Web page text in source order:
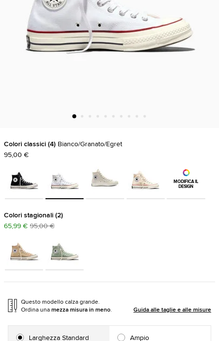
Colori classici 4 Bianco/Granato/Egret
95,00 €
MODIFICA IL
DESIGN
Colori stagionali 2
65,99 € 95,00 €
Questo modello calza grande.
Ordina unamezza misura in meno. Guida alle taglie e alle misure
Larghezza Standard Ampio